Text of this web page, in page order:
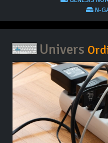
N-
Univers